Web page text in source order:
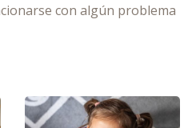
con algún problema